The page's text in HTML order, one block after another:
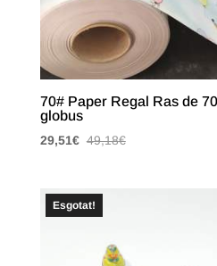
70# Paper Regal Ras de
globus
29,51€ 49,18€
Esgotat!